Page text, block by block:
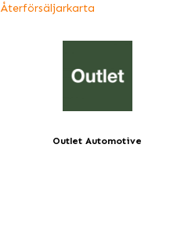
Återförsäljarkarta
Outlet Automotive